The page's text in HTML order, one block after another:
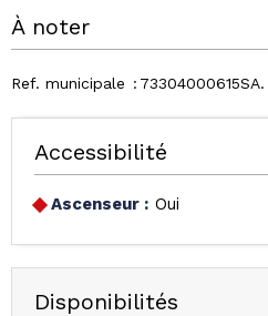
À noter
Ref. municipale 73304000615SA
Accessibilité
Ascenseur : Oui
Disponibilités